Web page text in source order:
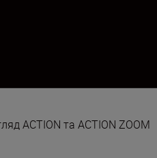
ACTION та ACTION ZOOM